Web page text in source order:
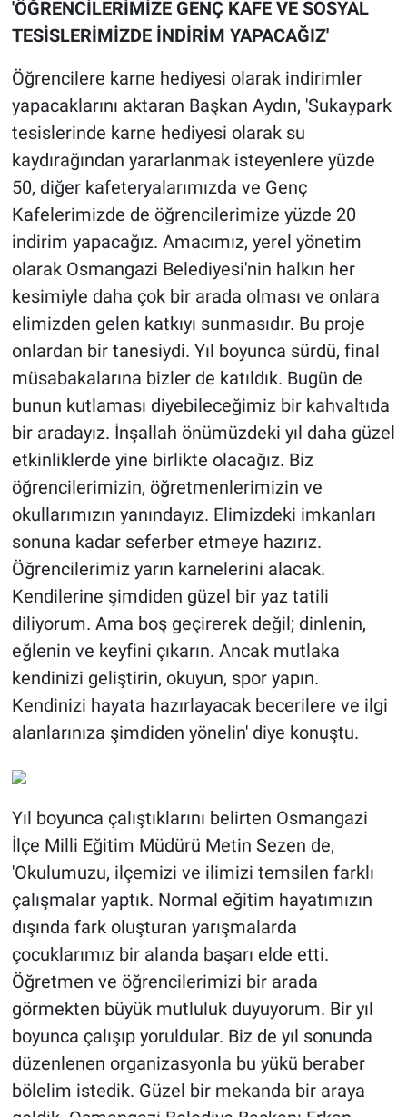
'ÖĞRENCİLERİMİZE GENÇ KAFE VE SOSYAL
TESİSLERİMİZDE İNDİRİM YAPACAĞIZ'
Öğrencilere karne hediyesi olarak indirimler
yapacaklarını aktaran Başkan Aydın, 'Sukaypark
tesislerinde karne hediyesi olarak su
kaydırağından yararlanmak isteyenlere yüzde
50, diğer kafeteryalarımızda ve Genç
Kafelerimizde de öğrencilerimize yüzde 20
indirim yapacağız. Amacımız, yerel yönetim
olarak Osmangazi Belediyesi'nin halkın her
kesimiyle daha çok bir arada olması ve onlara
elimizden gelen katkıyı sunmasıdır. Bu proje
onlardan bir tanesiydi. Yıl boyunca sürdü, final
müsabakalarına bizler de katıldık. Bugün de
bunun kutlaması diyebileceğimiz bir kahvaltıda
bir aradayız. İnşallah önümüzdeki yıl daha güzel
etkinliklerde yine birlikte olacağız. Biz
öğrencilerimizin, öğretmenlerimizin ve
okullarımızın yanındayız. Elimizdeki imkanları
sonuna kadar seferber etmeye hazırız.
Öğrencilerimiz yarın karnelerini alacak.
Kendilerine şimdiden güzel bir yaz tatili
diliyorum. Ama boş geçirerek değil; dinlenin,
eğlenin ve keyfini çıkarın. Ancak mutlaka
kendinizi geliştirin, okuyun, spor yapın.
Kendinizi hayata hazırlayacak becerilere ve ilgi
alanlarınıza şimdiden yönelin' diye konuştu.
Yıl boyunca çalıştıklarını belirten Osmangazi
İlçe Milli Eğitim Müdürü Metin Sezen de,
'Okulumuzu, ilçemizi ve ilimizi temsilen farklı
çalışmalar yaptık. Normal eğitim hayatımızın
dışında fark oluşturan yarışmalarda
çocuklarımız bir alanda başarı elde etti.
Öğretmen ve öğrencilerimizi bir arada
görmekten büyük mutluluk duyuyorum. Bir yıl
boyunca çalışıp yoruldular. Biz de yıl sonunda
düzenlenen organizasyonla bu yükü beraber
bölelim istedik. Güzel bir mekanda bir araya